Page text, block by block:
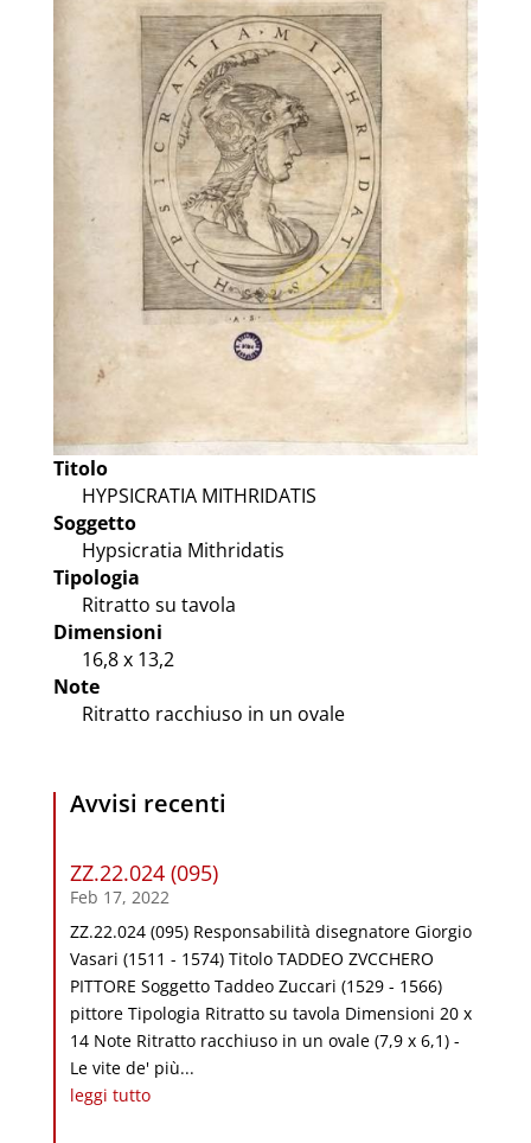
Titolo
HYPSICRATIA MITHRIDATIS
Soggetto
Hypsicratia Mithridatis
Tipologia
Ritratto su tavola
Dimensioni
16,8 x 13,2
Note
Ritratto racchiuso in un ovale
Avvisi recenti
ZZ.22.024 (095)
Feb 17, 2022
ZZ.22.024 (095) Responsabilità disegnatore Giorgio
Vasari (1511 - 1574) Titolo TADDEO ZVCCHERO
PITTORE Soggetto Taddeo Zuccari (1529 - 1566)
pittore Tipologia Ritratto su tavola Dimensioni 20 x
14 Note Ritratto racchiuso in un ovale (7,9 x 6,1) -
Le vite de' più...
leggi tutto